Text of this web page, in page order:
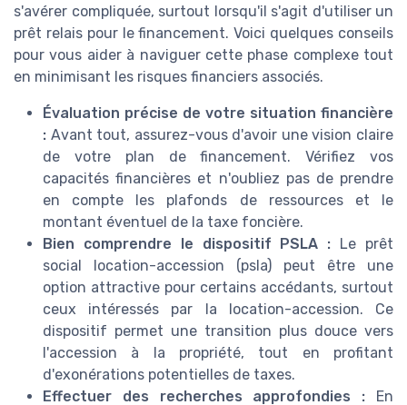
s'avérer compliquée, surtout lorsqu'il s'agit d'utiliser un
prêt relais pour le financement. Voici quelques conseils
pour vous aider à naviguer cette phase complexe tout
en minimisant les risques financiers associés.
Évaluation précise de votre situation financière
: Avant tout, assurez-vous d'avoir une vision claire
de votre plan de financement. Vérifiez vos
capacités financières et n'oubliez pas de prendre
en compte les plafonds de ressources et le
montant éventuel de la taxe foncière.
Bien comprendre le dispositif PSLA : Le prêt
social location-accession (psla) peut être une
option attractive pour certains accédants, surtout
ceux intéressés par la location-accession. Ce
dispositif permet une transition plus douce vers
l'accession à la propriété, tout en profitant
d'exonérations potentielles de taxes.
Effectuer des recherches approfondies : En